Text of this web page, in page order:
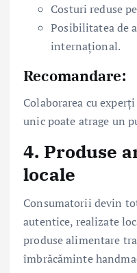
Costuri reduse
Posibilitatea de
internațional.
Recomandare:
Colaborarea cu
unic poate atrage un
4. Produse
locale
Consumatorii devin
autentice, realizate
produse alimentare
îmbrăcăminte